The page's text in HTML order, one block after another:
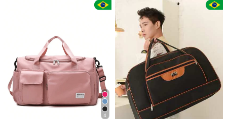
-50% R$69,90
Entrega em 4-7 dias
Mala Faixa - 1999 - Viagem Mala Unissex Resistente Fitness
Este item é elegível paraEntrega em 4-7 dias
Enviado De
4